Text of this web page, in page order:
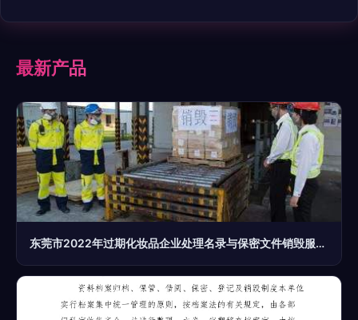
最新产品
东莞市2022年过期化妆品企业处理名录与保密文件销毁服务指南